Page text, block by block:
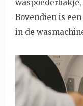
Bovendien is
in de